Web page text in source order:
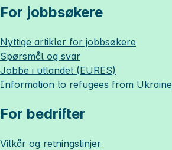
For jobbsøkere
Nyttige artikler for jobbsøkere
Spørsmål og svar
Jobbe i utlandet (EURES)
Information to refugees from Ukraine
For bedrifter
Vilkår og retningslinjer